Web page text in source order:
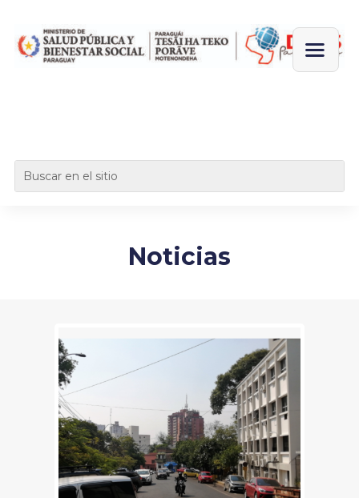
Noticias